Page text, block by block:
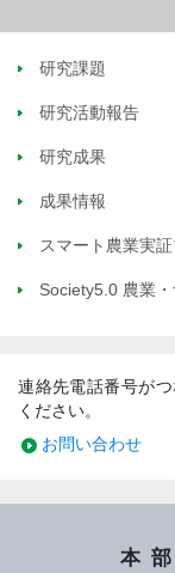
研究課題
研究活動報告
研究成果
成果情報
スマート農業実
Society5.0 農業
連絡先電話番号が
ください。
お問い合わせ
本部